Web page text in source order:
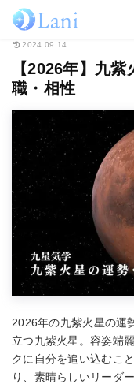
ホーム 占い
2024.09.14
【2026年】九
職・相性
2026年の九紫火星の運
立つ九紫火星。容姿端
クに自分を追い込むこ
り、素晴らしいリーダ